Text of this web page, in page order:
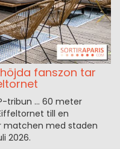
fanszon tar
tribun … 60 meter
till en
matchen med staden
2026.